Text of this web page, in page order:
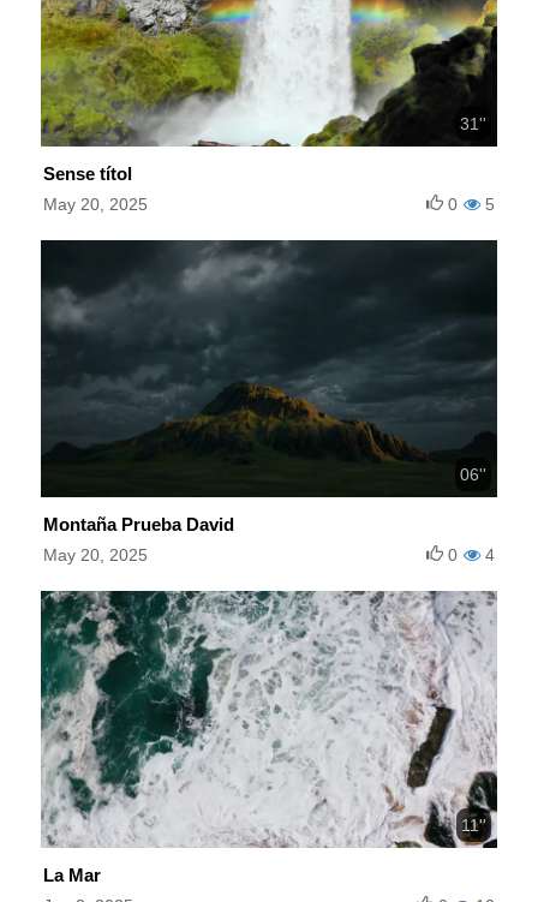
31''
Sense títol
May 20, 2025 5
0
06''
Montaña Prueba David
May 20, 2025 4
0
11''
La Mar